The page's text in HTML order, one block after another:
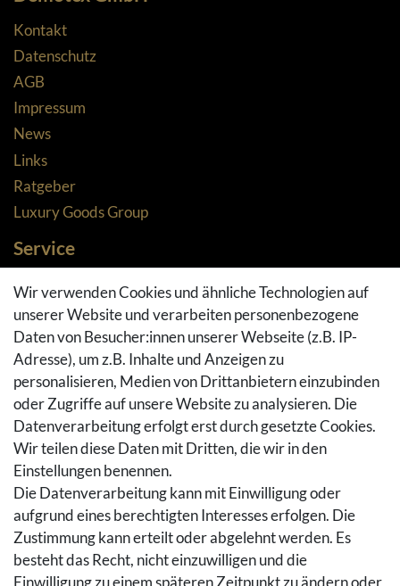
Kontakt
Datenschutz
AGB
Impressum
News
Links
Ratgeber
Luxury Goods Group
Service
Zahlungsarten
Versandarten & -kosten
Widerrufsrecht
Rückgaberecht
Vertrag widerrufen
Warenkorb
Hilfe
Social Media
Facebook
Instagram
Pinterest
Youtube
Wir verwenden Cookies und ähnliche Technologien auf
unserer Website und verarbeiten personenbezogene
Daten von Besucher:innen unserer Webseite (z.B. IP-
Adresse), um z.B. Inhalte und Anzeigen zu
personalisieren, Medien von Drittanbietern einzubinden
oder Zugriffe auf unsere Website zu analysieren. Die
Datenverarbeitung erfolgt erst durch gesetzte Cookies.
Wir teilen diese Daten mit Dritten, die wir in den
Einstellungen benennen.
Die Datenverarbeitung kann mit Einwilligung oder
aufgrund eines berechtigten Interesses erfolgen. Die
Zustimmung kann erteilt oder abgelehnt werden. Es
besteht das Recht, nicht einzuwilligen und die
Einwilligung zu einem späteren Zeitpunkt zu ändern oder